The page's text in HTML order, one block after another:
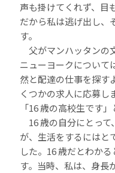
声も掛けてくれず、目
だから私は逃げ出し、
す。
父がマンハッタンの
ニューヨークについて
然と配達の仕事を探す
くつかの求人に応募し
「16 歳の高校生です
16 歳の自分にとっ
が、生活をするにはと
した。16 歳だとわか
す。当時、私は、身長